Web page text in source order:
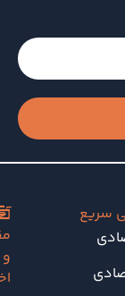
سریع
و